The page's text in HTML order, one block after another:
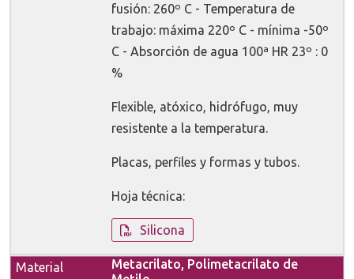
fusión: 260º C - Temperatura de
trabajo: máxima 220º C - mínima -50º
C - Absorción de agua 100ª HR 23º : 0
%
Flexible, atóxico, hidrófugo, muy
resistente a la temperatura.
Placas, perfiles y formas y tubos.
Hoja técnica:
Silicona
Metacrilato, Polimetacrilato de